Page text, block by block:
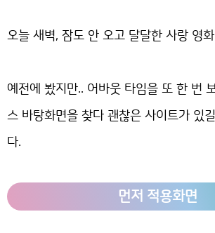
오늘 새벽, 잠도 안 오고 달달한 사랑 영
예전에 봤지만.. 어바웃 타임을 또 한 번
스 바탕화면을 찾다 괜찮은 사이트가 있
다.
먼저 적용화면